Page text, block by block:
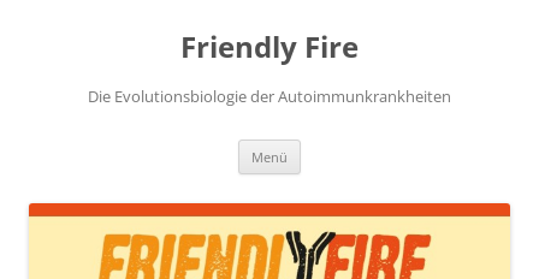
Friendly Fire
Die Evolutionsbiologie der Autoimmunkrankheiten
Menü